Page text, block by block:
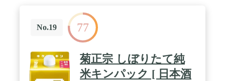
No.19 77
菊正宗 しぼりたて純
米キンパック [ 日本酒